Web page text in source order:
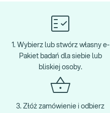
1. Wybierz lub stwórz własny e-
Pakiet badań dla siebie lub
bliskiej osoby.
3. Złóż zamówienie i odbierz